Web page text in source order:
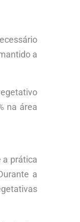
a
na área
a prática
a